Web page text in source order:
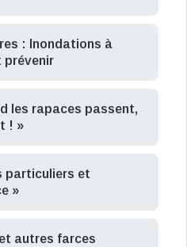
: Inondations à
prévenir
les rapaces passent,
! »
particuliers et
»
autres farces